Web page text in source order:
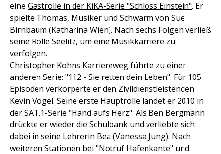
eine Gastrolle in der KiKA-Serie "Schloss Einstein". Er
spielte Thomas, Musiker und Schwarm von Sue
Birnbaum (Katharina Wien). Nach sechs Folgen verließ
seine Rolle Seelitz, um eine Musikkarriere zu
verfolgen.
Christopher Kohns Karriereweg führte zu einer
anderen Serie: "112 - Sie retten dein Leben". Für 105
Episoden verkörperte er den Zivildienstleistenden
Kevin Vogel. Seine erste Hauptrolle landet er 2010 in
der SAT.1-Serie "Hand aufs Herz". Als Ben Bergmann
drückte er wieder die Schulbank und verliebte sich
dabei in seine Lehrerin Bea (Vanessa Jung). Nach
weiteren Stationen bei "Notruf Hafenkante" und